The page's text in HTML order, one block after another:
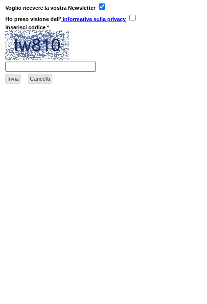
Voglio ricevere la vostra Newsletter
Ho preso visione dell' informativa sulla privacy
Inserisci codice *